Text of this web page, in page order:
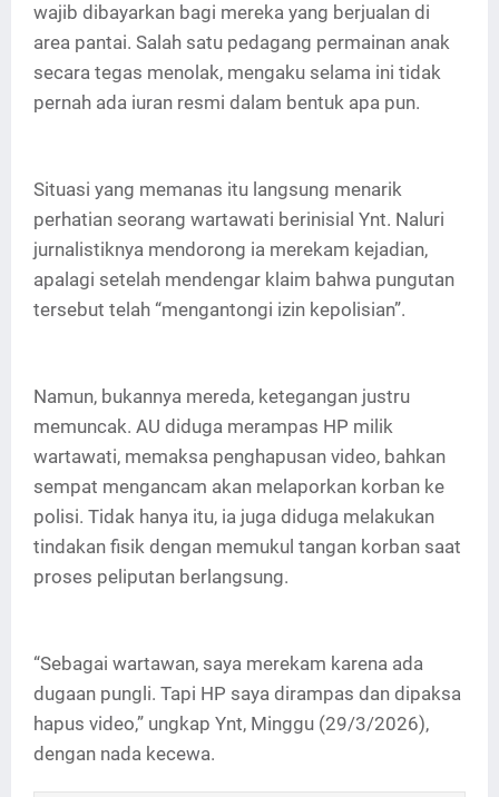
wajib dibayarkan bagi mereka yang berjualan di
area pantai. Salah satu pedagang permainan anak
secara tegas menolak, mengaku selama ini tidak
pernah ada iuran resmi dalam bentuk apa pun.
Situasi yang memanas itu langsung menarik
perhatian seorang wartawati berinisial Ynt. Naluri
jurnalistiknya mendorong ia merekam kejadian,
apalagi setelah mendengar klaim bahwa pungutan
tersebut telah “mengantongi izin kepolisian”.
Namun, bukannya mereda, ketegangan justru
memuncak. AU diduga merampas HP milik
wartawati, memaksa penghapusan video, bahkan
sempat mengancam akan melaporkan korban ke
polisi. Tidak hanya itu, ia juga diduga melakukan
tindakan fisik dengan memukul tangan korban saat
proses peliputan berlangsung.
“Sebagai wartawan, saya merekam karena ada
dugaan pungli. Tapi HP saya dirampas dan dipaksa
hapus video,” ungkap Ynt, Minggu (29/3/2026),
dengan nada kecewa.